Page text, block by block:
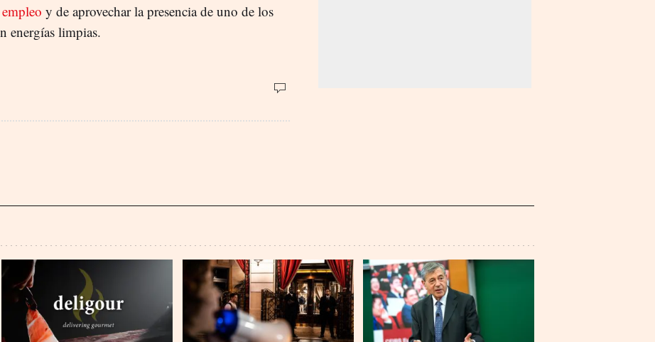
empleo y de aprovechar la presencia de uno de los
energías limpias.